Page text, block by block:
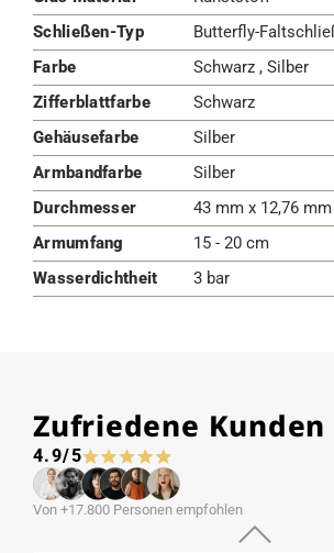
Schließen-Typ
Butterfly-
Farbe
Schwarz , Silber
Zifferblattfarbe
Schwarz
Gehäusefarbe
Silber
Armbandfarbe
Silber
Durchmesser
43 mm x 12,76
Armumfang
15 - 20 cm
Wasserdichtheit
3 bar
Zufriedene Kunden
4.9/5
Von +17.800 Personen empfohlen